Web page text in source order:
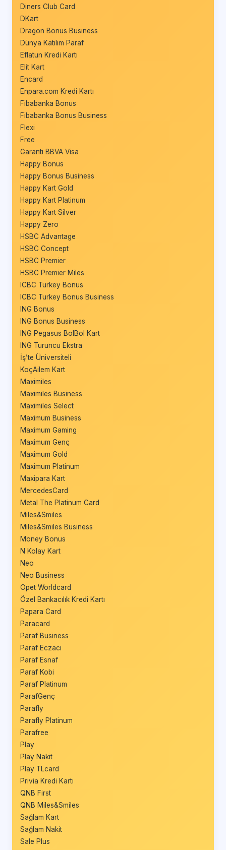
Diners Club Card
DKart
Dragon Bonus Business
Dünya Katılım Paraf
Eflatun Kredi Kartı
Elit Kart
Encard
Enpara.com Kredi Kartı
Fibabanka Bonus
Fibabanka Bonus Business
Flexi
Free
Garanti BBVA Visa
Happy Bonus
Happy Bonus Business
Happy Kart Gold
Happy Kart Platinum
Happy Kart Silver
Happy Zero
HSBC Advantage
HSBC Concept
HSBC Premier
HSBC Premier Miles
ICBC Turkey Bonus
ICBC Turkey Bonus Business
ING Bonus
ING Bonus Business
ING Pegasus BolBol Kart
ING Turuncu Ekstra
İş’te Üniversiteli
KoçAilem Kart
Maximiles
Maximiles Business
Maximiles Select
Maximum Business
Maximum Gaming
Maximum Genç
Maximum Gold
Maximum Platinum
Maxipara Kart
MercedesCard
Metal The Platinum Card
Miles&Smiles
Miles&Smiles Business
Money Bonus
N Kolay Kart
Neo
Neo Business
Opet Worldcard
Özel Bankacılık Kredi Kartı
Papara Card
Paracard
Paraf Business
Paraf Eczacı
Paraf Esnaf
Paraf Kobi
Paraf Platinum
ParafGenç
Parafly
Parafly Platinum
Parafree
Play
Play Nakit
Play TLcard
Privia Kredi Kartı
QNB First
QNB Miles&Smiles
Sağlam Kart
Sağlam Nakit
Sale Plus